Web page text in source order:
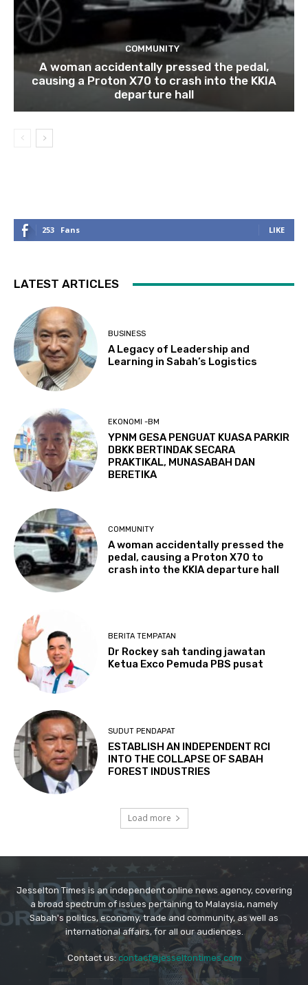
Jesselton Times is an independent online news agency, covering
a broad spectrum of issues pertaining to Malaysia, namely
Sabah's politics, economy, trade and community, as well as
international affairs, for all our audiences.
Contact us: contact@jesseltontimes.com